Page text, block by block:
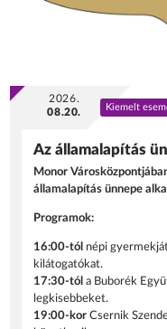
2026.
08.20.
Kiemelt
Az államalapítás
Monor
államalapítás ünnepe
Programok:
16:00-tól népi
kilátogatókat.
17:30-tól a Buborék
legkisebbeket.
19:00-korCsernik